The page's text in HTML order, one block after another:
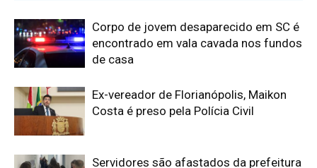
Corpo de jovem desaparecido em SC é
encontrado em vala cavada nos fundos
de casa
Ex-vereador de Florianópolis, Maikon
Costa é preso pela Polícia Civil
Servidores são afastados da prefeitura